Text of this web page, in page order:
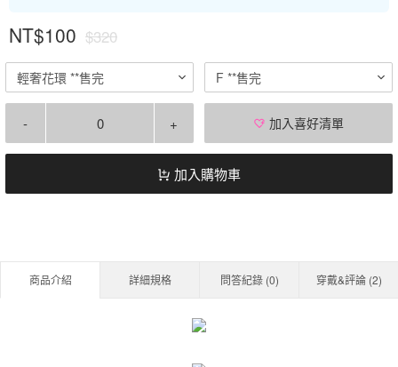
NT$100 $320
輕奢花環 **售完 F **售完
- + 加入喜好清單
加入購物車
商品介紹 詳細規格 問答紀錄 (0) 穿戴&評論 (2)